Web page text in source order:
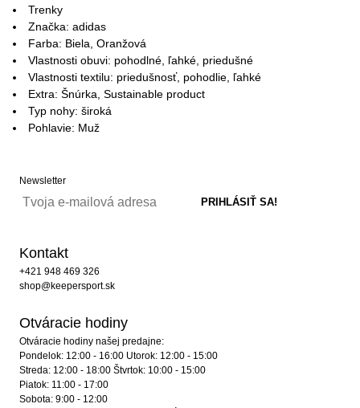
Trenky
Značka: adidas
Farba: Biela, Oranžová
Vlastnosti obuvi: pohodlné, ľahké, priedušné
Vlastnosti textilu: priedušnosť, pohodlie, ľahké
Extra: Šnúrka, Sustainable product
Typ nohy: široká
Pohlavie: Muž
Newsletter
Kontakt
+421 948 469 326
shop@keepersport.sk
Otváracie hodiny
Otváracie hodiny našej predajne:
Pondelok: 12:00 - 16:00 Utorok: 12:00 - 15:00
Streda: 12:00 - 18:00 Štvrtok: 10:00 - 15:00
Piatok: 11:00 - 17:00
Sobota: 9:00 - 12:00